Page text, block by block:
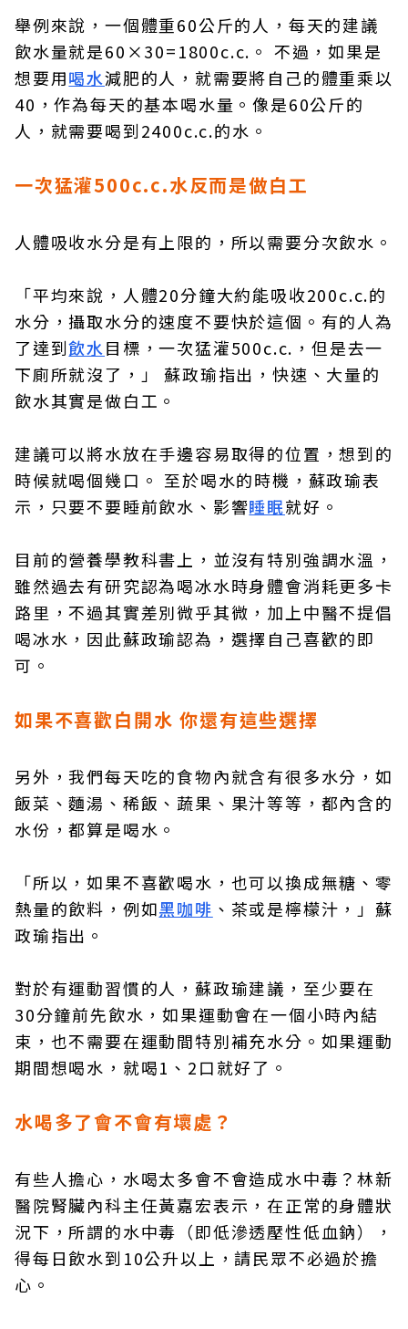
舉例來說，一個體重60公斤的人，每天的建議
飲水量就是60×30=1800c.c.。 不過，如果是
想要用喝水減肥的人，就需要將自己的體重乘以
40，作為每天的基本喝水量。像是60公斤的
人，就需要喝到2400c.c.的水。
一次猛灌500c.c.水反而是做白工
人體吸收水分是有上限的，所以需要分次飲水。
「平均來說，人體20分鐘大約能吸收200c.c.的
水分，攝取水分的速度不要快於這個。有的人為
了達到飲水目標，一次猛灌500c.c.，但是去一
下廁所就沒了，」 蘇政瑜指出，快速、大量的
飲水其實是做白工。
建議可以將水放在手邊容易取得的位置，想到的
時候就喝個幾口。 至於喝水的時機，蘇政瑜表
示，只要不要睡前飲水、影響睡眠就好。
目前的營養學教科書上，並沒有特別強調水溫，
雖然過去有研究認為喝冰水時身體會消耗更多卡
路里，不過其實差別微乎其微，加上中醫不提倡
喝冰水，因此蘇政瑜認為，選擇自己喜歡的即
可。
如果不喜歡白開水 你還有這些選擇
另外，我們每天吃的食物內就含有很多水分，如
飯菜、麵湯、稀飯、蔬果、果汁等等，都內含的
水份，都算是喝水。
「所以，如果不喜歡喝水，也可以換成無糖、零
熱量的飲料，例如黑咖啡 、茶或是檸檬汁，」蘇
政瑜指出。
對於有運動習慣的人，蘇政瑜建議，至少要在
30分鐘前先飲水，如果運動會在一個小時內結
束，也不需要在運動間特別補充水分。如果運動
期間想喝水，就喝1、2口就好了。
水喝多了會不會有壞處？
有些人擔心，水喝太多會不會造成水中毒？林新
醫院腎臟內科主任黃嘉宏表示，在正常的身體狀
況下，所謂的水中毒（即低滲透壓性低血鈉），
得每日飲水到10公升以上，請民眾不必過於擔
心。